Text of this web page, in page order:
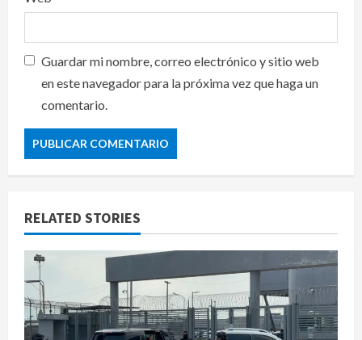
Guardar mi nombre, correo electrónico y sitio web
en este navegador para la próxima vez que haga un
comentario.
RELATED STORIES